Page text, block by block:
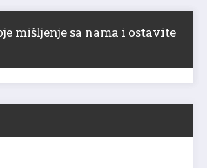
mišljenje sa nama i ostavite